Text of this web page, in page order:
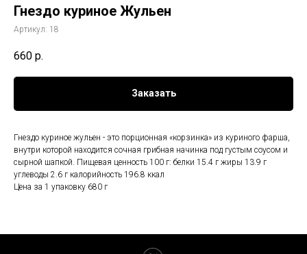
Гнездо куриное Жульен
Артикул: 18
660 р.
Заказать
Гнездо куриное жульен - это порционная «корзинка» из куриного фарша,
внутри которой находится сочная грибная начинка под густым соусом и
сырной шапкой. Пищевая ценность 100 г: белки 15.4 г жиры 13.9 г
углеводы 2.6 г калорийность 196.8 ккал
Цена за 1 упаковку 680 г